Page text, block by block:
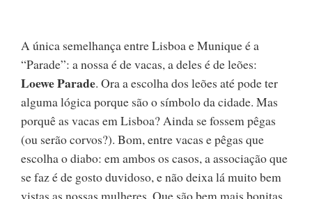
A única semelhança entre Lisboa e Munique é a
“Parade”: a nossa é de vacas, a deles é de leões:
Loewe Parade. Ora a escolha dos leões até pode ter
alguma lógica porque são o símbolo da cidade. Mas
porquê as vacas em Lisboa? Ainda se fossem pêgas
(ou serão corvos?). Bom, entre vacas e pêgas que
escolha o diabo: em ambos os casos, a associação que
se faz é de gosto duvidoso, e não deixa lá muito bem
vistas as nossas mulheres. Que são bem mais bonitas